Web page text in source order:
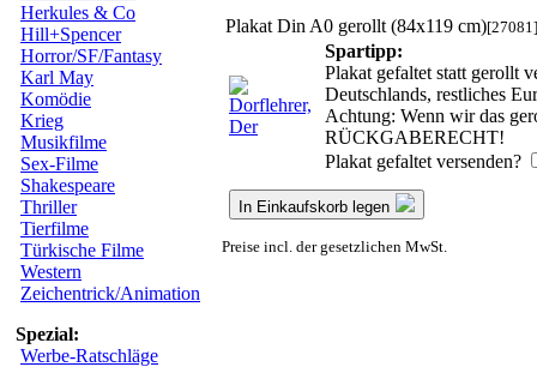
Herkules & Co
Hill+Spencer
Horror/SF/Fantasy
Karl May
Komödie
Krieg
Musikfilme
Sex-Filme
Shakespeare
Thriller
Tierfilme
Türkische Filme
Western
Zeichentrick/Animation
Spezial:
Werbe-Ratschläge
Plakat Din A0 gerollt (84x119 cm)[27081]
Spartipp:
Plakat gefaltet statt gerollt
Deutschlands, restliches
Achtung: Wenn wir das
RÜCKGABERECHT!
Plakat gefaltet versenden?
In Einkaufskorb legen
Preise incl. der gesetzlichen MwSt.